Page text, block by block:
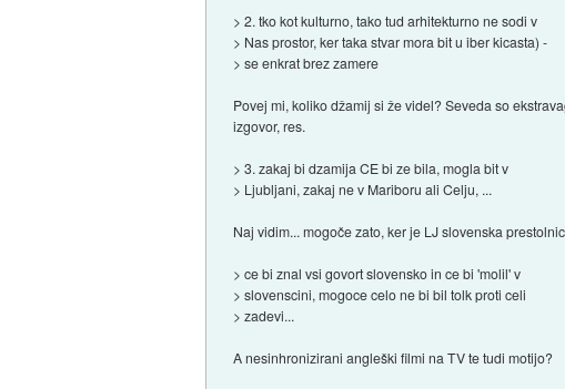
> 2. tko kot kulturno, tako tud arhitekturno ne sodi v
> Nas prostor, ker taka stvar mora bit u iber kicasta) -
> se enkrat brez zamere
Povej mi, koliko džamij si že videl? Seveda so
izgovor, res.
> 3. zakaj bi dzamija CE bi ze bila, mogla bit v
> Ljubljani, zakaj ne v Mariboru ali Celju, ...
Naj vidim... mogoče zato, ker je LJ slovenska
> ce bi znal vsi govort slovensko in ce bi 'molil' v
> slovenscini, mogoce celo ne bi bil tolk proti celi
> zadevi...
A nesinhronizirani angleški filmi na TV te tudi motijo?